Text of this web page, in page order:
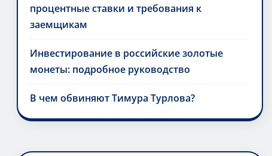
процентные ставки и требования к
заемщикам
Инвестирование в российские золотые
монеты: подробное руководство
В чем обвиняют Тимура Турлова?